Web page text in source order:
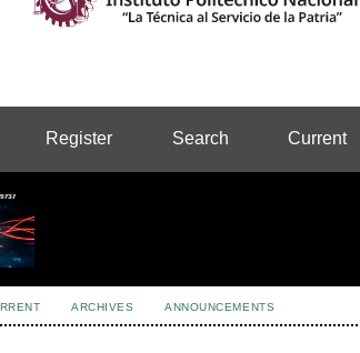
Register Search Current
ARCHIVES ANNOUNCEMENTS